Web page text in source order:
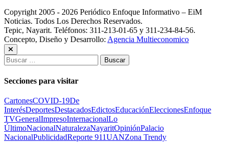
Copyright 2005 - 2026 Periódico Enfoque Informativo – EiM
Noticias. Todos Los Derechos Reservados.
Tepic, Nayarit. Teléfonos: 311-213-01-65 y 311-234-84-56.
Concepto, Diseño y Desarrollo: Agencia Multieconomico
Buscar:
Secciones para visitar
CartonesCOVID-19De
InterésDeportesDestacadosEdictosEducaciónEleccionesEnfoque
TVGeneralImpresoInternacionalLo
ÚltimoNacionalNaturalezaNayaritOpiniónPalacio
NacionalPublicidadReporte 911UANZona Trendy